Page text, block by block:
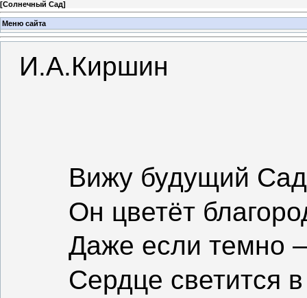
[Солнечный Сад]
Меню сайта
И.А.Киршин
Вижу будущий
Он цветёт
Даже если темно –
Сердце светится